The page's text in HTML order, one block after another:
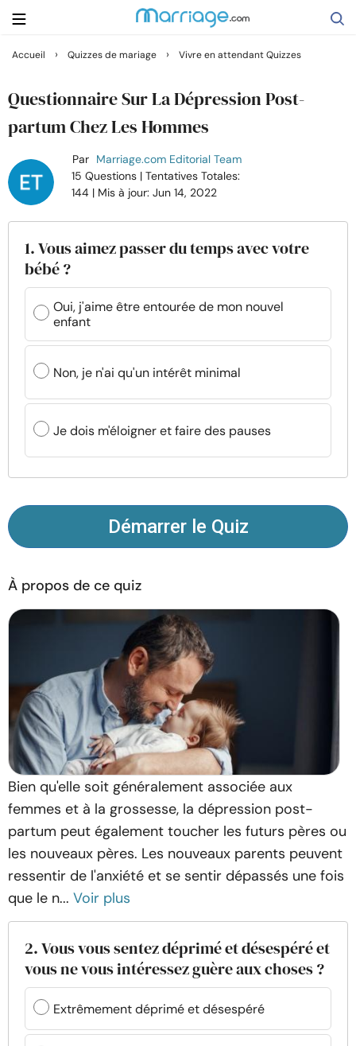
Se marier
Relations
Aide
Cours
Ressources
Communauté
Trouver un thérapeute
Langue FR
nous
© Copyright 2026. Tous droits réservés.
Accueil › Quizzes de mariage › Vivre en attendant Quizzes
Questionnaire Sur La Dépression Post-
partum Chez Les Hommes
Par Marriage.com Editorial Team
15 Questions | Tentatives Totales:
144 | Mis à jour: Jun 14, 2022
1. Vous aimez passer du temps avec votre
bébé ?
Oui, j'aime être entourée de mon nouvel
enfant
Non, je n'ai qu'un intérêt minimal
Je dois m'éloigner et faire des pauses
Démarrer le Quiz
À propos de ce quiz
Bien qu'elle soit généralement associée aux
femmes et à la grossesse, la dépression post-
partum peut également toucher les futurs pères ou
les nouveaux pères. Les nouveaux parents peuvent
ressentir de l'anxiété et se sentir dépassés une fois
que le n... Voir plus
2. Vous vous sentez déprimé et désespéré et
vous ne vous intéressez guère aux choses ?
Extrêmement déprimé et désespéré